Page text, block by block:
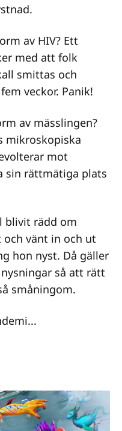
av HIV? Ett
med att folk
smittas och
veckor. Panik!
av mässlingen?
mikroskopiska
mot
sin rättmätiga plats
blivit rädd om
vänt in och ut
hon nyst. Då gäller
så att rätt
småningom.